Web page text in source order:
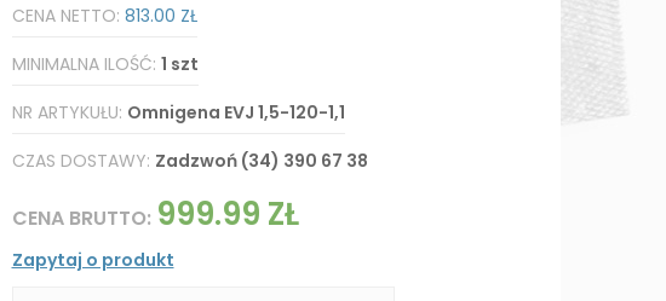
CENA NETTO: 813.00 ZŁ
MINIMALNA ILOŚĆ: 1 szt
NR ARTYKUŁU: Omnigena EVJ 1,5-120-1,1
CZAS DOSTAWY: Zadzwoń (34) 390 67 38
CENA BRUTTO: 999.99 ZŁ
Zapytaj o produkt